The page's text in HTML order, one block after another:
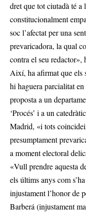
dret que tot ciutadà té
constitucionalment
soc l’afectat per una
prevaricadora, la qual
contra el seu redactor»,
Així, ha afirmat que els
hi haguera parcialitat
proposta a un
‘Procés’ i a un
Madrid, «i tots
presumptament
a moment electoral
«Vull prendre aquesta
els últims anys com
injustament l’honor de
Barberá (injustament